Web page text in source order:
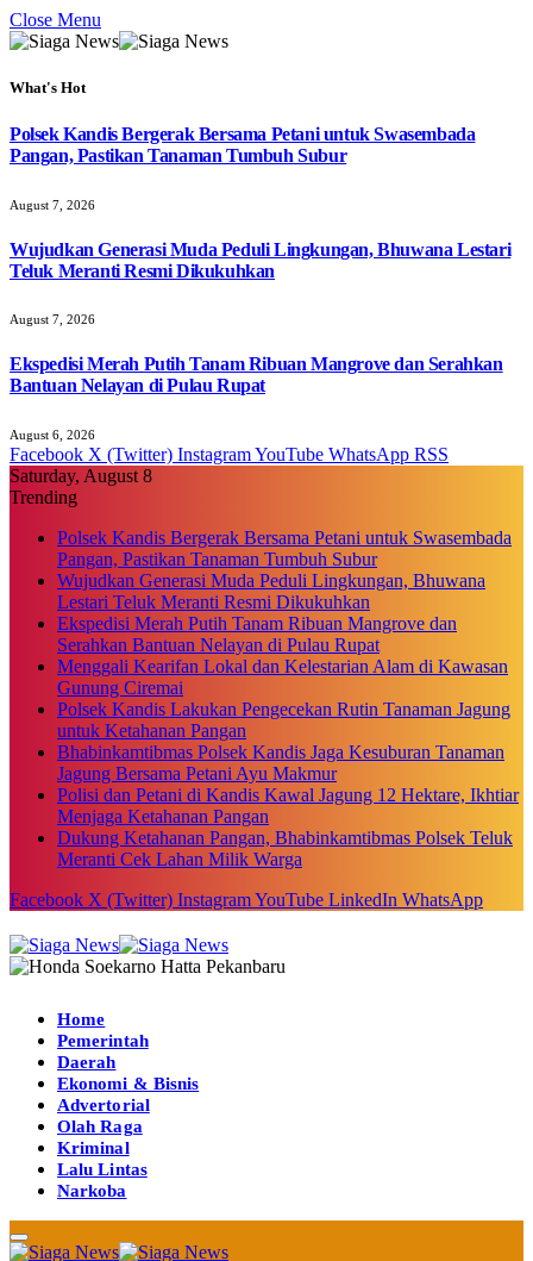
Close Menu
What's Hot
Polsek Kandis Bergerak Bersama Petani untuk Swasembada
Pangan, Pastikan Tanaman Tumbuh Subur
August 7, 2026
Wujudkan Generasi Muda Peduli Lingkungan, Bhuwana Lestari
Teluk Meranti Resmi Dikukuhkan
August 7, 2026
Ekspedisi Merah Putih Tanam Ribuan Mangrove dan Serahkan
Bantuan Nelayan di Pulau Rupat
August 6, 2026
Facebook X (Twitter) InstagramYouTube WhatsApp RSS
Saturday, August 8
Trending
Polsek Kandis Bergerak Bersama Petani untuk Swasembada
Pangan, Pastikan Tanaman Tumbuh Subur
Wujudkan Generasi Muda Peduli Lingkungan, Bhuwana
Lestari Teluk Meranti Resmi Dikukuhkan
Ekspedisi Merah Putih Tanam Ribuan Mangrove dan
Serahkan Bantuan Nelayan di Pulau Rupat
Menggali Kearifan Lokal dan Kelestarian Alam di Kawasan
Gunung Ciremai
Polsek Kandis Lakukan Pengecekan Rutin Tanaman Jagung
untuk Ketahanan Pangan
Bhabinkamtibmas Polsek Kandis Jaga Kesuburan Tanaman
Jagung Bersama Petani Ayu Makmur
Polisi dan Petani di Kandis Kawal Jagung 12 Hektare, Ikhtiar
Menjaga Ketahanan Pangan
Dukung Ketahanan Pangan, Bhabinkamtibmas Polsek Teluk
Meranti Cek Lahan Milik Warga
Facebook X (Twitter) InstagramYouTube LinkedIn WhatsApp
Home
Pemerintah
Daerah
Ekonomi & Bisnis
Advertorial
Olah Raga
Kriminal
Lalu Lintas
Narkoba